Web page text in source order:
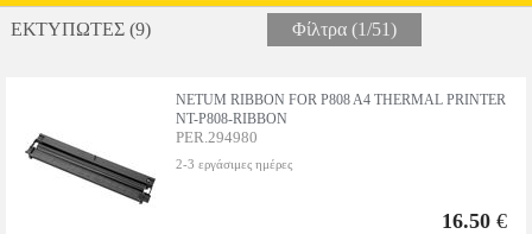
ΕΚΤΥΠΩΤΕΣ (9) Φίλτρα (1/51)
NETUM RIBBON FOR P808 A4 THERMAL PRINTER
NT-P808-RIBBON
PER.294980
2-3 εργάσιμες ημέρες
16.50 €